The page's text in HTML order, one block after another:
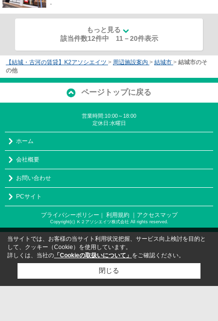
-
もっと見る
該当件数12件中 11 －20件表示
【結城・古河の賃貸】K2アソシエイツ > 周辺施設案内 > 結城市 > 結城市のそ
の他
ページトップに戻る
営業時間:10:00～18:00
定休日:水曜日
ホーム
会社概要
お問い合わせ
PCサイト
プライバシーポリシー ｜ 利用規約 ｜アクセスマップ
Copyright(c) Ｋ２アソシエイツ株式会社 All rights reserved.
当サイトでは、お客様の当サイト利用状況把握、サービス向上検討を目的と
して、クッキー（Cookie）を使用しています。
詳しくは、当社の 「Cookieの取扱いについて」 をご確認ください。
閉じる